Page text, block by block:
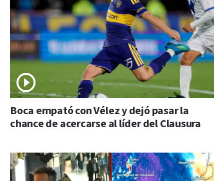
Boca empató con Vélez y dejó pasar la
chance de acercarse al líder del Clausura